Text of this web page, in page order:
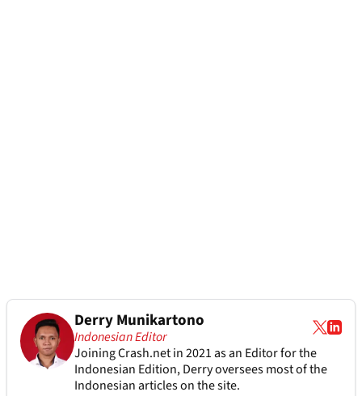
Derry Munikartono
Indonesian Editor
Joining Crash.net in 2021 as an Editor for the
Indonesian Edition, Derry oversees most of the
Indonesian articles on the site.